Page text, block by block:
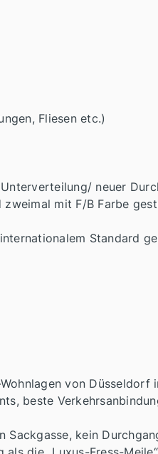
Fliesen etc.)
neuer
mit F/B Farbe
Standard
von Düsseldorf
beste
kein